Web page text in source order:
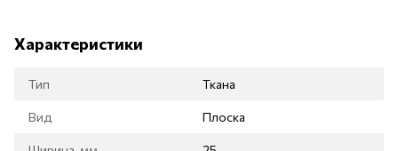
Характеристики
Тип Ткана
Вид Плоска